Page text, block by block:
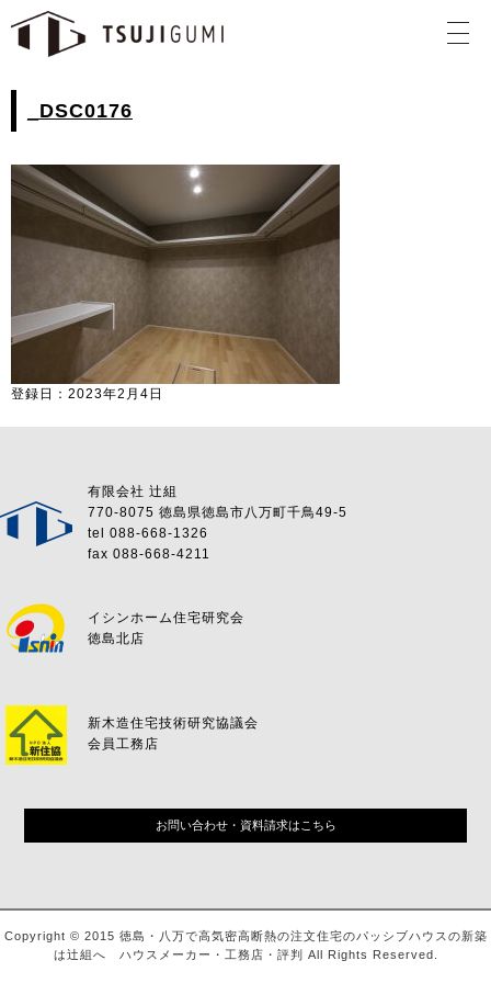
_DSC0176
登録日：2023年2月4日
有限会社 辻組
770-8075 徳島県徳島市八万町千鳥49-5
tel 088-668-1326
fax 088-668-4211
イシンホーム住宅研究会
徳島北店
新木造住宅技術研究協議会
会員工務店
お問い合わせ・資料請求はこちら
Copyright © 2015 徳島・八万で高気密高断熱の注文住宅のパッシブハウスの新築
は辻組へ ハウスメーカー・工務店・評判 All Rights Reserved.